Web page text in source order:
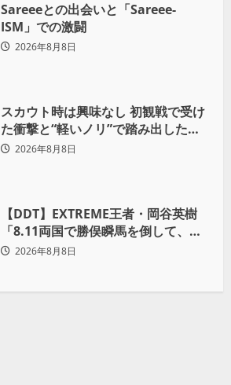
Sareeeとの出会いと「Sareee-
ISM」での激闘
2026年8月8日
スカウト時は興味なし 初観戦で受け
た衝撃と“軽いノリ”で踏み出したプ
ロレスへの道
2026年8月8日
【DDT】EXTREME王者・岡谷英樹
「8.11両国で勝俣瞬馬を倒して、初
めて“本当の王者”になれる」
2026年8月8日